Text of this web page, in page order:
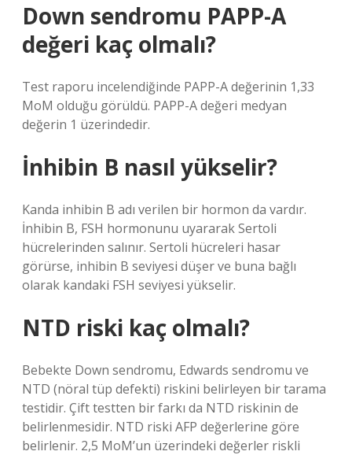
Down sendromu PAPP-A
değeri kaç olmalı?
Test raporu incelendiğinde PAPP-A değerinin 1,33
MoM olduğu görüldü. PAPP-A değeri medyan
değerin 1 üzerindedir.
İnhibin B nasıl yükselir?
Kanda inhibin B adı verilen bir hormon da vardır.
İnhibin B, FSH hormonunu uyararak Sertoli
hücrelerinden salınır. Sertoli hücreleri hasar
görürse, inhibin B seviyesi düşer ve buna bağlı
olarak kandaki FSH seviyesi yükselir.
NTD riski kaç olmalı?
Bebekte Down sendromu, Edwards sendromu ve
NTD (nöral tüp defekti) riskini belirleyen bir tarama
testidir. Çift testten bir farkı da NTD riskinin de
belirlenmesidir. NTD riski AFP değerlerine göre
belirlenir. 2,5 MoM’un üzerindeki değerler riskli